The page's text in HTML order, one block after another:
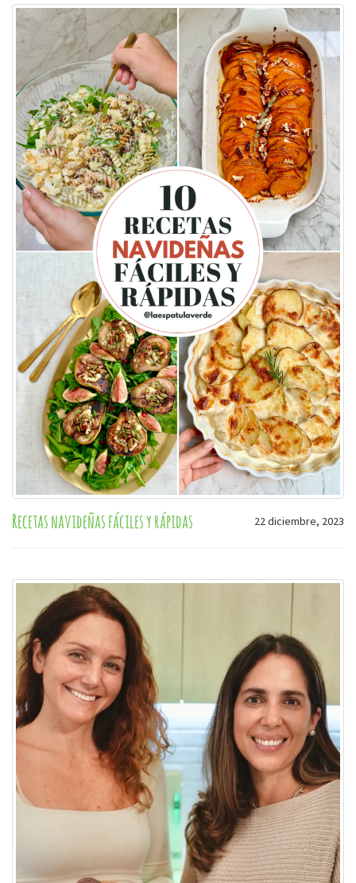
Recetas navideñas fáciles y rápidas 22 diciembre, 2023